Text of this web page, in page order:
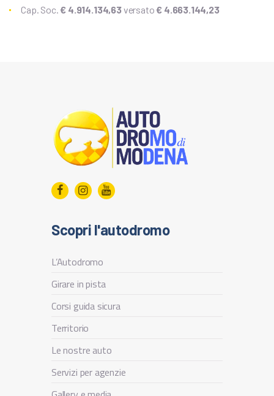
IT
Cap. Soc.€ 4.914.134,63versato€ 4.663.144,23
Scopri l'autodromo
L’Autodromo
Girare in pista
Corsi guida sicura
Territorio
Le nostre auto
Servizi per agenzie